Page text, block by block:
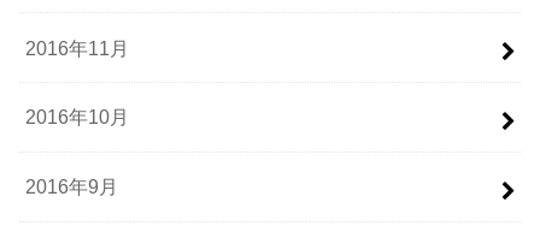
2016年11月
2016年10月
2016年9月